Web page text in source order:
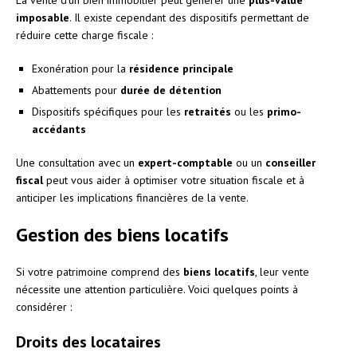
imposable. Il existe cependant des dispositifs permettant de
réduire cette charge fiscale :
Exonération pour la résidence principale
Abattements pour durée de détention
Dispositifs spécifiques pour les retraités ou les primo-
accédants
Une consultation avec un expert-comptable ou un conseiller
fiscalpeut vous aider à optimiser votre situation fiscale et à
anticiper les implications financières de la vente.
Gestion des biens locatifs
Si votre patrimoine comprend des biens locatifs , leur vente
nécessite une attention particulière. Voici quelques points à
considérer :
Droits des locataires